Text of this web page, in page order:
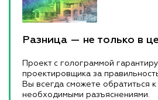
Разница — не только в
Проект с голограммой
проектировщика за
Вы всегда сможете обратиться
необходимыми разъяснениями.